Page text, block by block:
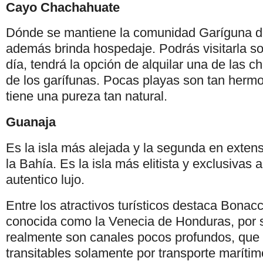
Cayo Chachahuate
Dónde se mantiene la comunidad Garíguna
además brinda hospedaje. Podrás visitarla
día, tendrá la opción de alquilar una de las
de los garífunas. Pocas playas son tan
tiene una pureza tan natural.
Guanaja
Es la isla más alejada y la segunda en
la Bahía. Es la isla más elitista y exclusivas
autentico lujo.
Entre los atractivos turísticos destaca
conocida como la Venecia de Honduras, por
realmente son canales pocos profundos,
transitables solamente por transporte